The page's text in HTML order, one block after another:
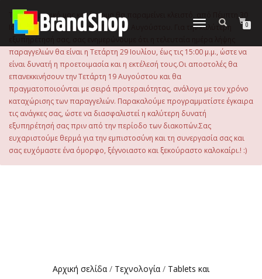
περιεχόμενο
Εναλλαγή
0
Το ηλεκτρονικό μας κατάστημα θα παραμείνει κλειστό, από Πέμπτη 30
Ιουλίου 2026 μέχρι και την Τρίτη 18 Αυγούστου. Για την καλύτερη
εξυπηρέτησή σας, σας ενημερώνουμε ότι η τελευταία ημέρα λήψης
παραγγελιών θα είναι η Τετάρτη 29 Ιουλίου, έως τις 15:00 μ.μ., ώστε να
είναι δυνατή η προετοιμασία και η εκτέλεσή τους.Οι αποστολές θα
επανεκκινήσουν την Τετάρτη 19 Αυγούστου και θα
πραγματοποιούνται με σειρά προτεραιότητας, ανάλογα με τον χρόνο
καταχώρισης των παραγγελιών. Παρακαλούμε προγραμματίστε έγκαιρα
τις ανάγκες σας, ώστε να διασφαλιστεί η καλύτερη δυνατή
εξυπηρέτησή σας πριν από την περίοδο των διακοπών.Σας
ευχαριστούμε θερμά για την εμπιστοσύνη και τη συνεργασία σας και
σας ευχόμαστε ένα όμορφο, ξέγνοιαστο και ξεκούραστο καλοκαίρι.! :)
Αρχική σελίδα / Τεχνολογία / Tablets και